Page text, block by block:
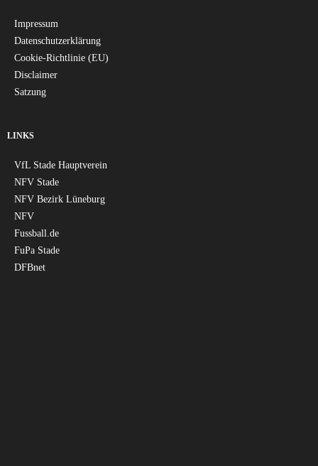
Impressum
Datenschutzerklärung
Cookie-Richtlinie (EU)
Disclaimer
Satzung
LINKS
VfL Stade Hauptverein
NFV Stade
NFV Bezirk Lüneburg
NFV
Fussball.de
FuPa Stade
DFBnet